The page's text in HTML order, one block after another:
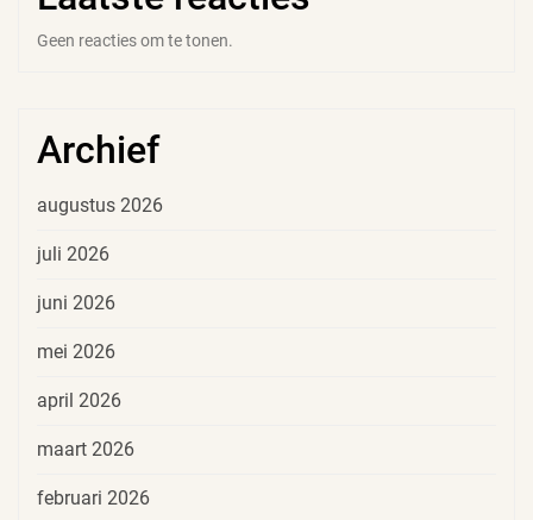
Geen reacties om te tonen.
Archief
augustus 2026
juli 2026
juni 2026
mei 2026
april 2026
maart 2026
februari 2026